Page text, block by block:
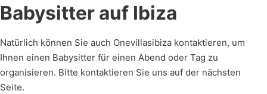
Babysitter auf Ibiza
Natürlich können Sie auch Onevillasibiza kontaktieren, um
Ihnen einen Babysitter für einen Abend oder Tag zu
organisieren. Bitte kontaktieren Sie uns auf der nächsten
Seite.